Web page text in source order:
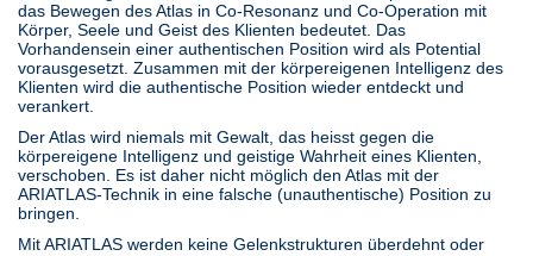
das Bewegen des Atlas in Co-Resonanz und Co-Operation mit
Körper, Seele und Geist des Klienten bedeutet. Das
Vorhandensein einer authentischen Position wird als Potential
vorausgesetzt. Zusammen mit der körpereigenen Intelligenz des
Klienten wird die authentische Position wieder entdeckt und
verankert.
Der Atlas wird niemals mit Gewalt, das heisst gegen die
körpereigene Intelligenz und geistige Wahrheit eines Klienten,
verschoben. Es ist daher nicht möglich den Atlas mit der
ARIATLAS-Technik in eine falsche (unauthentische) Position zu
bringen.
Mit ARIATLAS werden keine Gelenkstrukturen überdehnt oder